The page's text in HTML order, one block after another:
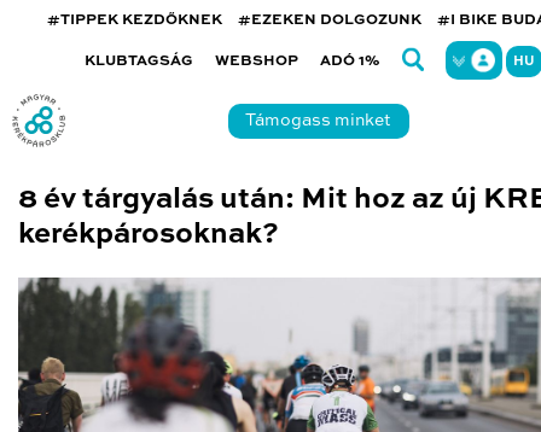
#TIPPEK KEZDŐKNEK #EZEKEN DOLGOZUNK #I BIKE
KLUBTAGSÁG WEBSHOP ADÓ 1% HU
Támogass minket
8 év tárgyalás után: Mit hoz az új
kerékpárosoknak?